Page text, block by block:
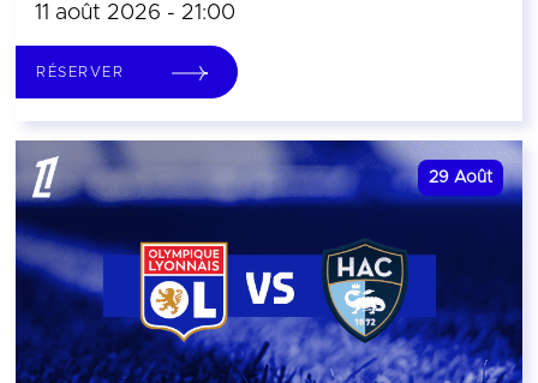
11 août 2026 - 21:00
RÉSERVER
29 Août